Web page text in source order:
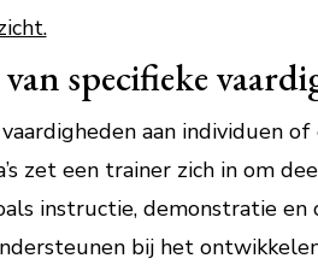
specifieke
aan individuen
zet een trainer zich in om
instructie, demonstratie en
bij het